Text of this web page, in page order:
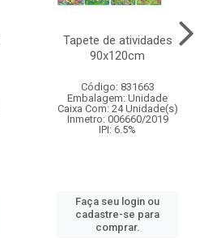
Tapete de atividades
90x120cm
Código: 831663
Embalagem: Unidade
Caixa Com: 24 Unidade(s)
Inmetro: 006660/2019
IPI: 6.5%
Faça seu login ou
cadastre-se para
comprar.